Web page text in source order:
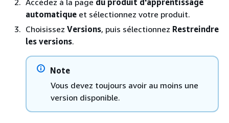
automatique et sélectionnez votre produit.
Choisissez Versions, puis sélectionnez Restreindre
les versions.
Note
Vous devez toujours avoir au moins une
version disponible.